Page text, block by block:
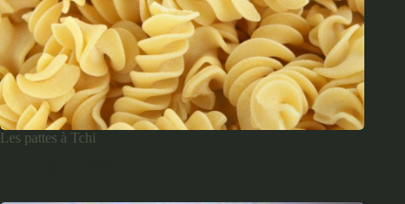
Les pattes à Tchi